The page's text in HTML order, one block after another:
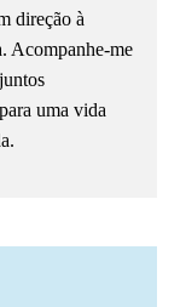
direção à
Acompanhe-me
uma vida